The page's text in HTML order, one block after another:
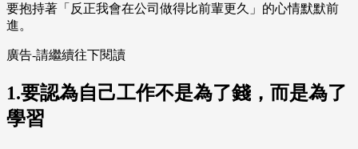
要抱持著「反正我會在公司做得比前輩更久」的心情默默前
進。
廣告-請繼續往下閱讀
1.要認為自己工作不是為了錢，而是為了
學習